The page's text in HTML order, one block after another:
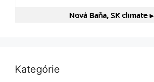
Nová Baňa, SKclimate ▸
Kategórie